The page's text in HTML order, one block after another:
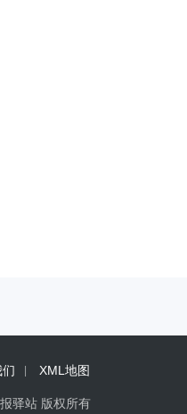
XML地图
驿站 版权所有